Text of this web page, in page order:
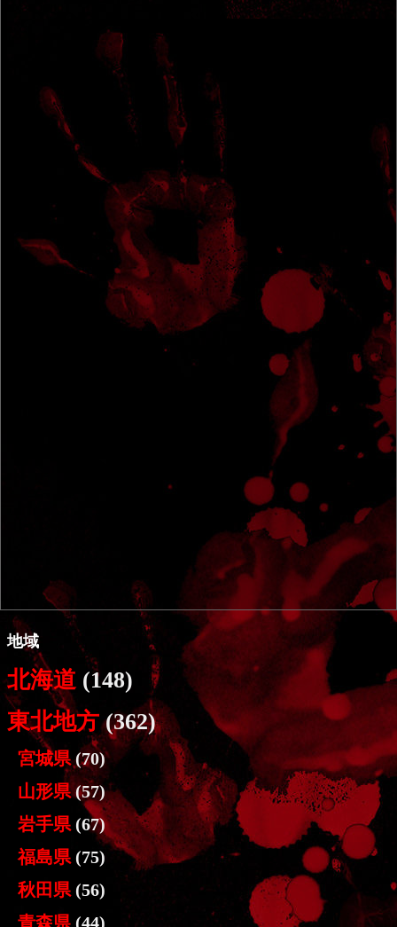
地域
北海道(148)
東北地方(362)
宮城県(70)
山形県(57)
岩手県 (67)
福島県 (75)
秋田県 (56)
青森県 (44)